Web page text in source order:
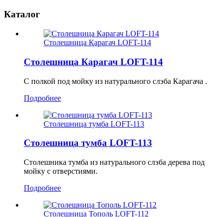
Каталог
Столешница Карагач LOFT-114
Столешница Карагач LOFT-114
С полкой под мойку из натурального слэба Карагача .
Подробнее
Столешница тумба LOFT-113
Столешница тумба LOFT-113
Столешника тумба из натурального слэба дерева под
мойку с отверстиями.
Подробнее
Столешница Тополь LOFT-112